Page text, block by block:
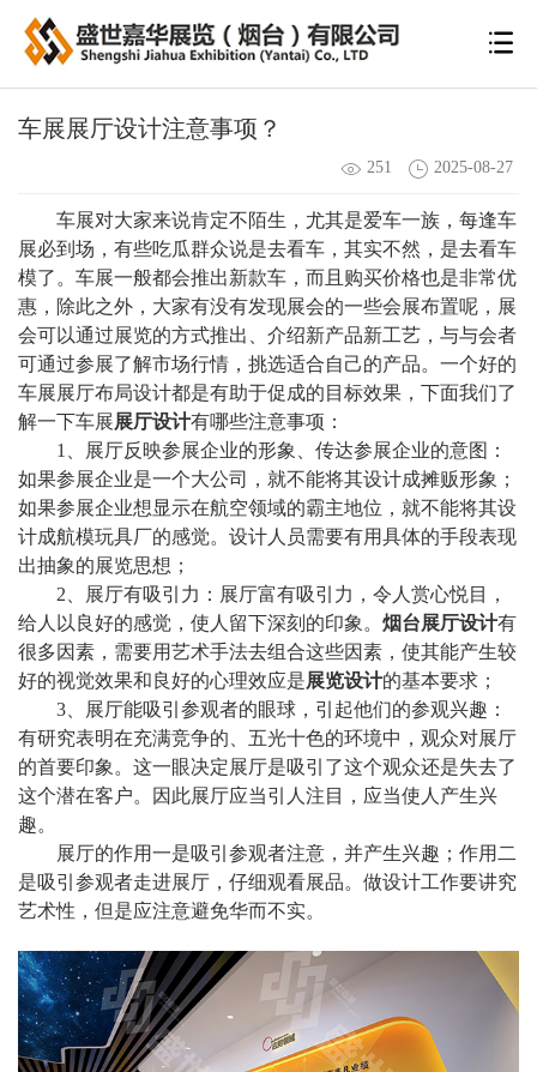
车展展厅设计注意事项？
251 2025-08-27
车展对大家来说肯定不陌生，尤其是爱车一族，每逢车
展必到场，有些吃瓜群众说是去看车，其实不然，是去看车
模了。车展一般都会推出新款车，而且购买价格也是非常优
惠，除此之外，大家有没有发现展会的一些会展布置呢，展
会可以通过展览的方式推出、介绍新产品新工艺，与与会者
可通过参展了解市场行情，挑选适合自己的产品。一个好的
车展展厅布局设计都是有助于促成的目标效果，下面我们了
解一下车展展厅设计有哪些注意事项：
1、展厅反映参展企业的形象、传达参展企业的意图：
如果参展企业是一个大公司，就不能将其设计成摊贩形象；
如果参展企业想显示在航空领域的霸主地位，就不能将其设
计成航模玩具厂的感觉。设计人员需要有用具体的手段表现
出抽象的展览思想；
2、展厅有吸引力：展厅富有吸引力，令人赏心悦目，
给人以良好的感觉，使人留下深刻的印象。 烟台展厅设计有
很多因素，需要用艺术手法去组合这些因素，使其能产生较
好的视觉效果和良好的心理效应是展览设计的基本要求；
3、展厅能吸引参观者的眼球，引起他们的参观兴趣：
有研究表明在充满竞争的、五光十色的环境中，观众对展厅
的首要印象。这一眼决定展厅是吸引了这个观众还是失去了
这个潜在客户。因此展厅应当引人注目，应当使人产生兴
趣。
展厅的作用一是吸引参观者注意，并产生兴趣；作用二
是吸引参观者走进展厅，仔细观看展品。做设计工作要讲究
艺术性，但是应注意避免华而不实。